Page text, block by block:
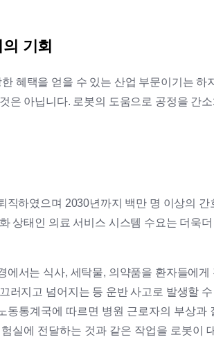
기회
혜택을 얻을 수 있는 산업 부문이기는 하
은 아닙니다. 로봇의 도움으로 공정을 간
직하였으며 2030년까지 백만 명 이상의
상태인 의료 서비스 시스템 수요는 더욱
에서는 식사, 세탁물, 의약품을 환자들에
러지고 넘어지는 등 운반 사고로 발생할
동통계국에 따르면 병원 근로자의 부상과
실에 전달하는 것과 같은 작업을 로봇이